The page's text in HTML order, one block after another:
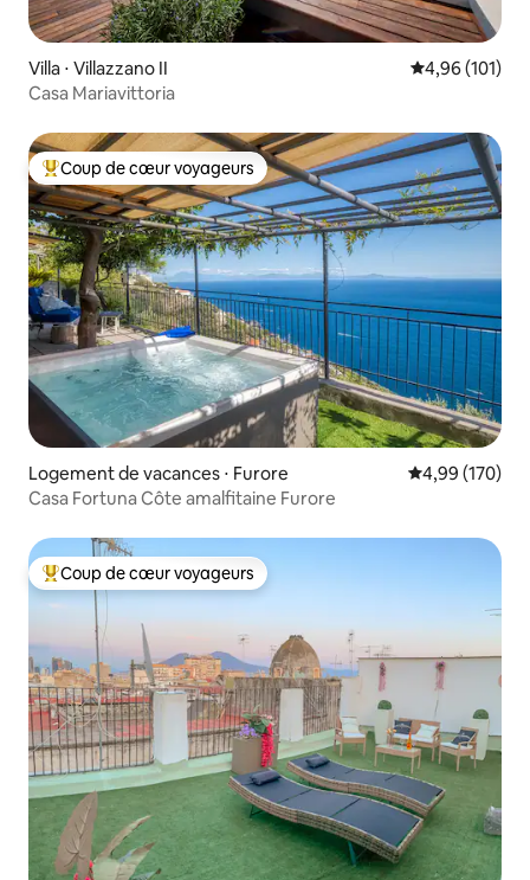
Villa ⋅ Villazzano II Évaluation
4,96 (101)
Casa Mariavittoria
Coups de cœur voyageurs les plus appréciés
Coup de cœur voyageurs
Logement de vacances ⋅ Furore Évaluation
4,99 (170)
Casa Fortuna Côte amalfitaine Furore
Coups de cœur voyageurs les plus appréciés
Coup de cœur voyageurs